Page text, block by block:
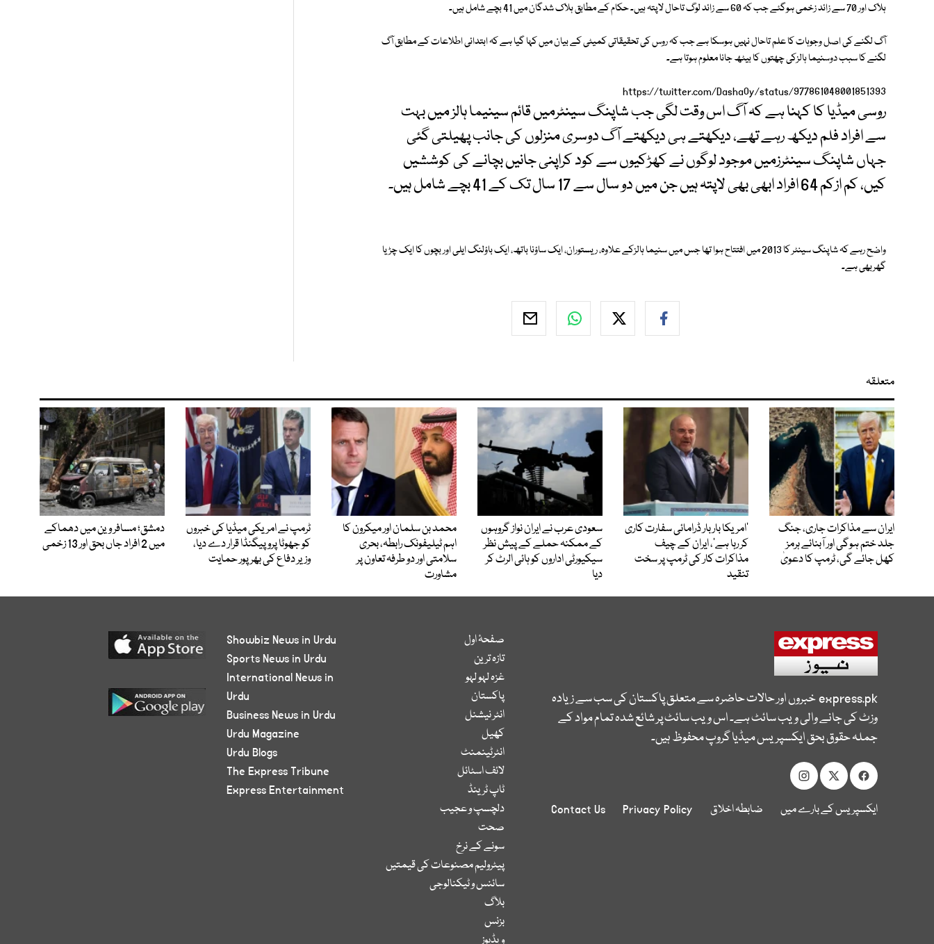
ہلاک اور 70 سے زائد زخمی ہوگئے جب کہ 60 سے زائد لوگ تاحال لاپتہ ہیں۔ حکام کے مطابق ہلاک شدگان میں 41 بچے شامل ہیں۔
آگ لگنے کی اصل وجوہات کا علم تاحال نہیں ہوسکا ہے جب کہ روس کی تحقیقاتی کمیٹی کے بیان میں کہا گیا ہے کہ ابتدائی اطلاعات کے مطابق آگ
لگنے کا سبب دوسنیما ہالزکی چھتوں کا بیٹھ جانا معلوم ہوتا ہے۔
https://twitter.com/DashaOy/status/977861048001851393
روسی میڈیا کا کہنا ہے کہ آگ اس وقت لگی جب شاپنگ سینٹرمیں قائم سینیما ہالز میں بہت
سے افراد فلم دیکھ رہے تھے، دیکھتے ہی دیکھتے آگ دوسری منزلوں کی جانب پھیلتی گئی
جہاں شاپنگ سینٹرزمیں موجود لوگوں نے کھڑکیوں سے کود کراپنی جانیں بچانے کی کوششیں
کیں، کم ازکم 64 افراد ابھی بھی لاپتہ ہیں جن میں دو سال سے 17 سال تک کے 41 بچے شامل ہیں۔
واضح رہے کہ شاپنگ سینٹر کا 2013 میں افتتاح ہوا تھا جس میں سنیما ہالزکے علاوہ، ریستوران، ایک ساؤنا باتھ، ایک باؤلنگ ایلی اور بچوں کا ایک چڑیا
گھربھی ہے۔
متعلقہ
ایران سے مذاکرات جاری، جنگ
جلد ختم ہوگی اور آبنائے ہرمز
کھل جائے گی، ٹرمپ کا دعویٰ
’امریکا بار بار ڈرامائی سفارت کاری
کر رہا ہے‘، ایران کے چیف
مذاکرات کار کی ٹرمپ پر سخت
تنقید
سعودی عرب نے ایران نواز گروہوں
کے ممکنہ حملے کے پیش نظر
سیکیورٹی اداروں کو ہائی الرٹ کر
دیا
محمد بن سلمان اور میکرون کا
اہم ٹیلیفونک رابطہ، بحری
سلامتی اور دو طرفہ تعاون پر
مشاورت
ٹرمپ نے امریکی میڈیا کی خبروں
کو جھوٹا پروپیگنڈا قرار دے دیا،
وزیر دفاع کی بھرپور حمایت
دمشق؛ مسافر وین میں دھماکے
میں 2 افراد جاں بحق اور 13 زخمی
express.pkخبروں اور حالات حاضرہ سے متعلق پاکستان کی سب سے زیادہ
وزٹ کی جانے والی ویب سائٹ ہے۔ اس ویب سائٹ پر شائع شدہ تمام مواد کے
جملہ حقوق بحق ایکسپریس میڈیا گروپ محفوظ ہیں۔
ایکسپریس کے بارے میں ضابطہ اخلاق Privacy Policy
Contact Us
صفحۂ اول
تازہ ترین
غزہ لہو لہو
پاکستان
انٹر نیشنل
کھیل
انٹرٹینمنٹ
لائف اسٹائل
ٹاپ ٹرینڈ
دلچسپ و عجیب
صحت
سونے کے نرخ
پیٹرولیم مصنوعات کی قیمتیں
سائنس و ٹیکنالوجی
بلاگ
بزنس
ویڈیوز
Showbiz News in Urdu
Sports News in Urdu
International News in
Urdu
Business News in Urdu
Urdu Magazine
Urdu Blogs
The Express Tribune
Express Entertainment